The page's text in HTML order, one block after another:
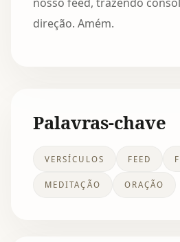
direção. Amém.
Palavras-chave
VERSÍCULOS FEED
MEDITAÇÃO ORAÇÃO